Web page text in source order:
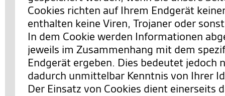
Cookies richten auf Ihrem Endgerät
enthalten keine Viren, Trojaner oder
In dem Cookie werden Informationen
jeweils im Zusammenhang mit dem
Endgerät ergeben. Dies bedeutet jedoch
dadurch unmittelbar Kenntnis von Ihrer
Der Einsatz von Cookies dient einerseits